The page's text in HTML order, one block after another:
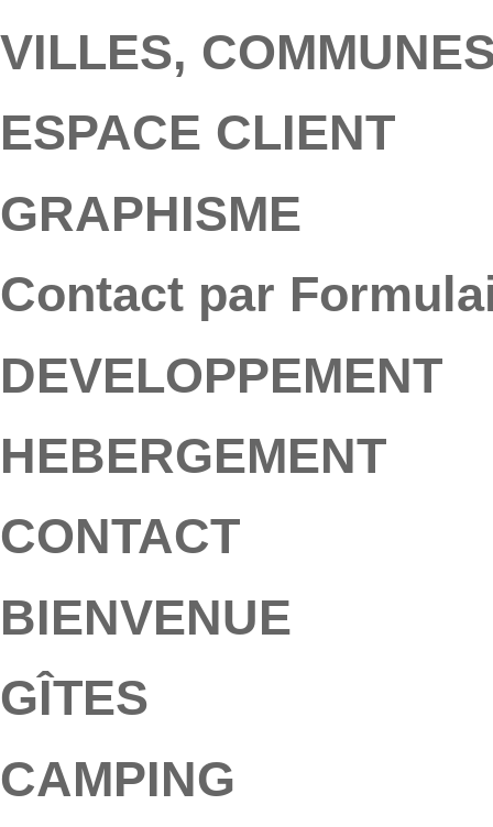
VILLES,
ESPACE CLIENT
GRAPHISME
Contact par
DEVELOPPEMENT
HEBERGEMENT
CONTACT
BIENVENUE
GÎTES
CAMPING